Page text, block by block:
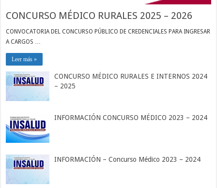
CONCURSO MÉDICO RURALES 2025 – 2026
CONVOCATORIA DEL CONCURSO PÚBLICO DE CREDENCIALES PARA INGRESAR
A CARGOS …
Leer más »
CONCURSO MÉDICO RURALES E INTERNOS 2024
– 2025
INFORMACIÓN CONCURSO MÉDICO 2023 – 2024
INFORMACIÓN – Concurso Médico 2023 – 2024